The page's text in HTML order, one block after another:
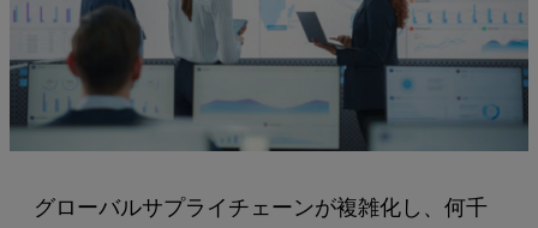
グローバルサプライチェーンが複雑化し、何千